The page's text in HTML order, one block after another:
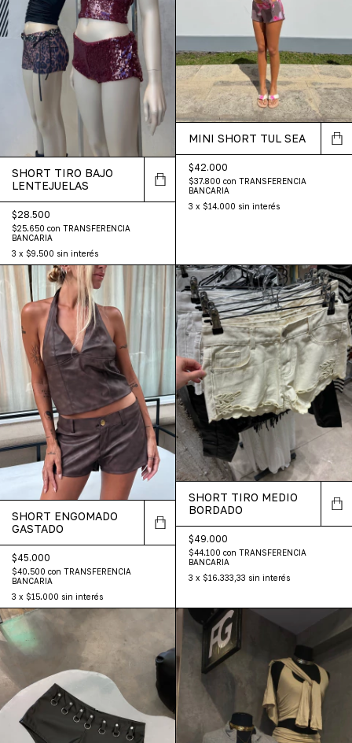
SHORT TIRO BAJO
LENTEJUELAS
$28.500
$25.650 con TRANSFERENCIA
BANCARIA
3 x $9.500 sin interés
MINI SHORT TUL SEA
$42.000
$37.800 con TRANSFERENCIA
BANCARIA
3 x $14.000 sin interés
SHORT ENGOMADO
GASTADO
$45.000
$40.500 con TRANSFERENCIA
BANCARIA
3 x $15.000 sin interés
SHORT TIRO MEDIO
BORDADO
$49.000
$44.100 con TRANSFERENCIA
BANCARIA
3 x $16.333,33 sin interés